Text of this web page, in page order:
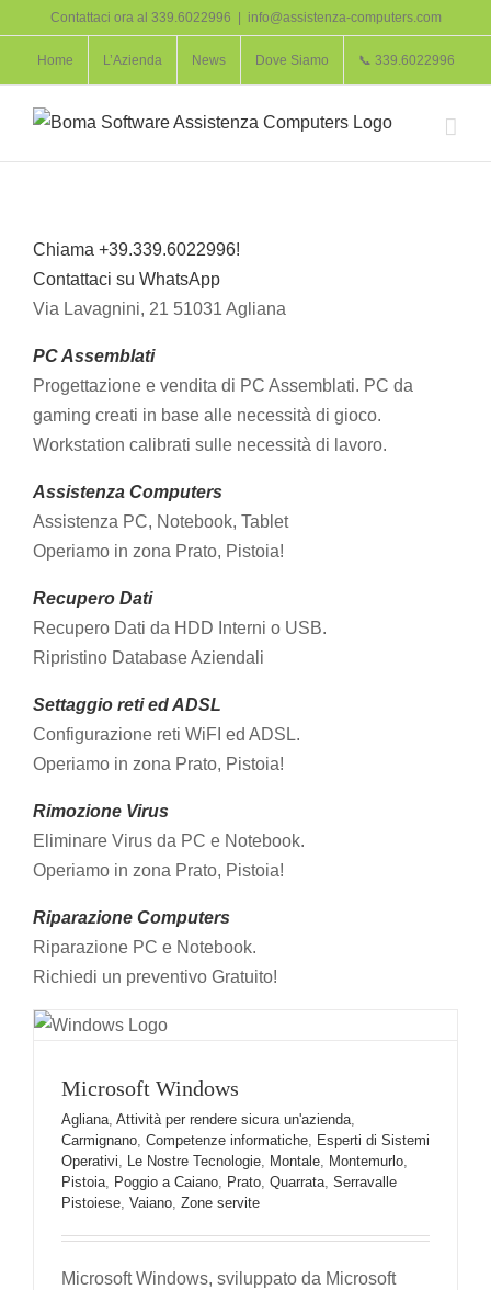
Contattaci ora al 339.6022996 info@assistenza-computers.com
Home L’Azienda News Dove Siamo 📞 339.6022996
Carmignano
Serravalle Pistoiese
Microsoft Windows
Agliana, Attività per rendere sicura un'azienda,
Carmignano, Competenze informatiche, Esperti di Sistemi
Operativi, Le Nostre Tecnologie, Montale, Montemurlo,
Pistoia, Poggio a Caiano, Prato, Quarrata, Serravalle
Pistoiese, Vaiano, Zone servite
Microsoft Windows, sviluppato da Microsoft
Chiama +39.339.6022996!
Contattaci su WhatsApp
Via Lavagnini, 21 51031 Agliana
PC Assemblati
Progettazione e vendita di PC Assemblati. PC da
gaming creati in base alle necessità di gioco.
Workstation calibrati sulle necessità di lavoro.
Assistenza Computers
Assistenza PC, Notebook, Tablet
Operiamo in zona Prato, Pistoia!
Recupero Dati
Recupero Dati da HDD Interni o USB.
Ripristino Database Aziendali
Settaggio reti ed ADSL
Configurazione reti WiFI ed ADSL.
Operiamo in zona Prato, Pistoia!
Rimozione Virus
Eliminare Virus da PC e Notebook.
Operiamo in zona Prato, Pistoia!
Riparazione Computers
Riparazione PC e Notebook.
Richiedi un preventivo Gratuito!